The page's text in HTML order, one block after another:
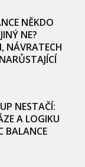
NĚKDO
NE?
NÁVRATECH
NESTAČÍ:
A LOGIKU
BALANCE